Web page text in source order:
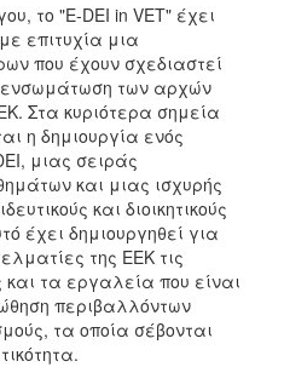
το "E-DEI in VET" έχει
επιτυχία μια
που έχουν σχεδιαστεί
ενσωμάτωση των αρχών
Στα κυριότερα σημεία
η δημιουργία ενός
μιας σειράς
και μιας ισχυρής
και διοικητικούς
έχει δημιουργηθεί για
της ΕΕΚ τις
και τα εργαλεία που είναι
περιβαλλόντων
τα οποία σέβονται